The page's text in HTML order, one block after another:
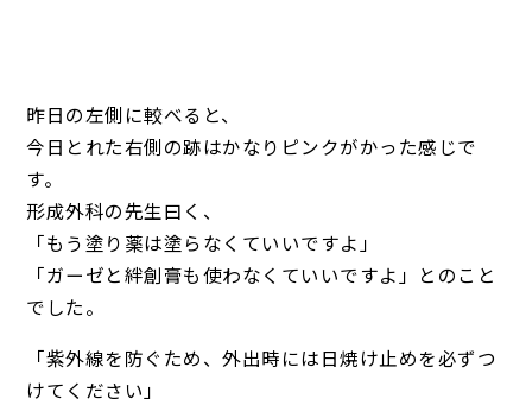
昨日の左側に較べると、
今日とれた右側の跡はかなりピンクがかった感じで
す。
形成外科の先生曰く、
「もう塗り薬は塗らなくていいですよ」
「ガーゼと絆創膏も使わなくていいですよ」とのこと
でした。
「紫外線を防ぐため、外出時には日焼け止めを必ずつ
けてください」